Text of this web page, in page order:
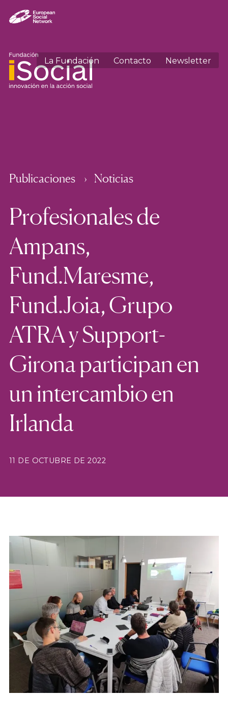
La Fundación Contacto Newsletter
Publicaciones Noticias
Profesionales de
Ampans,
Fund.Maresme,
Fund.Joia, Grupo
ATRA y Support-
Girona participan en
un intercambio en
Irlanda
11 DE OCTUBRE DE 2022